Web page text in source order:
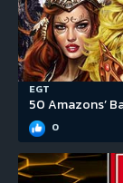
EGT
50 Amazons’
0